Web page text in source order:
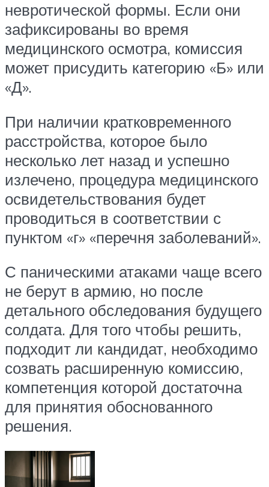
невротической формы. Если они
зафиксированы во время
медицинского осмотра, комиссия
может присудить категорию «Б» или
«Д».
При наличии кратковременного
расстройства, которое было
несколько лет назад и успешно
излечено, процедура медицинского
освидетельствования будет
проводиться в соответствии с
пунктом «г» «перечня заболеваний».
С паническими атаками чаще всего
не берут в армию, но после
детального обследования будущего
солдата. Для того чтобы решить,
подходит ли кандидат, необходимо
созвать расширенную комиссию,
компетенция которой достаточна
для принятия обоснованного
решения.